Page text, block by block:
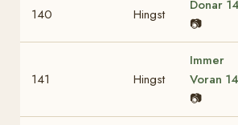
140 Hingst
Donar
📷
141 Hingst
Immer
Voran
📷